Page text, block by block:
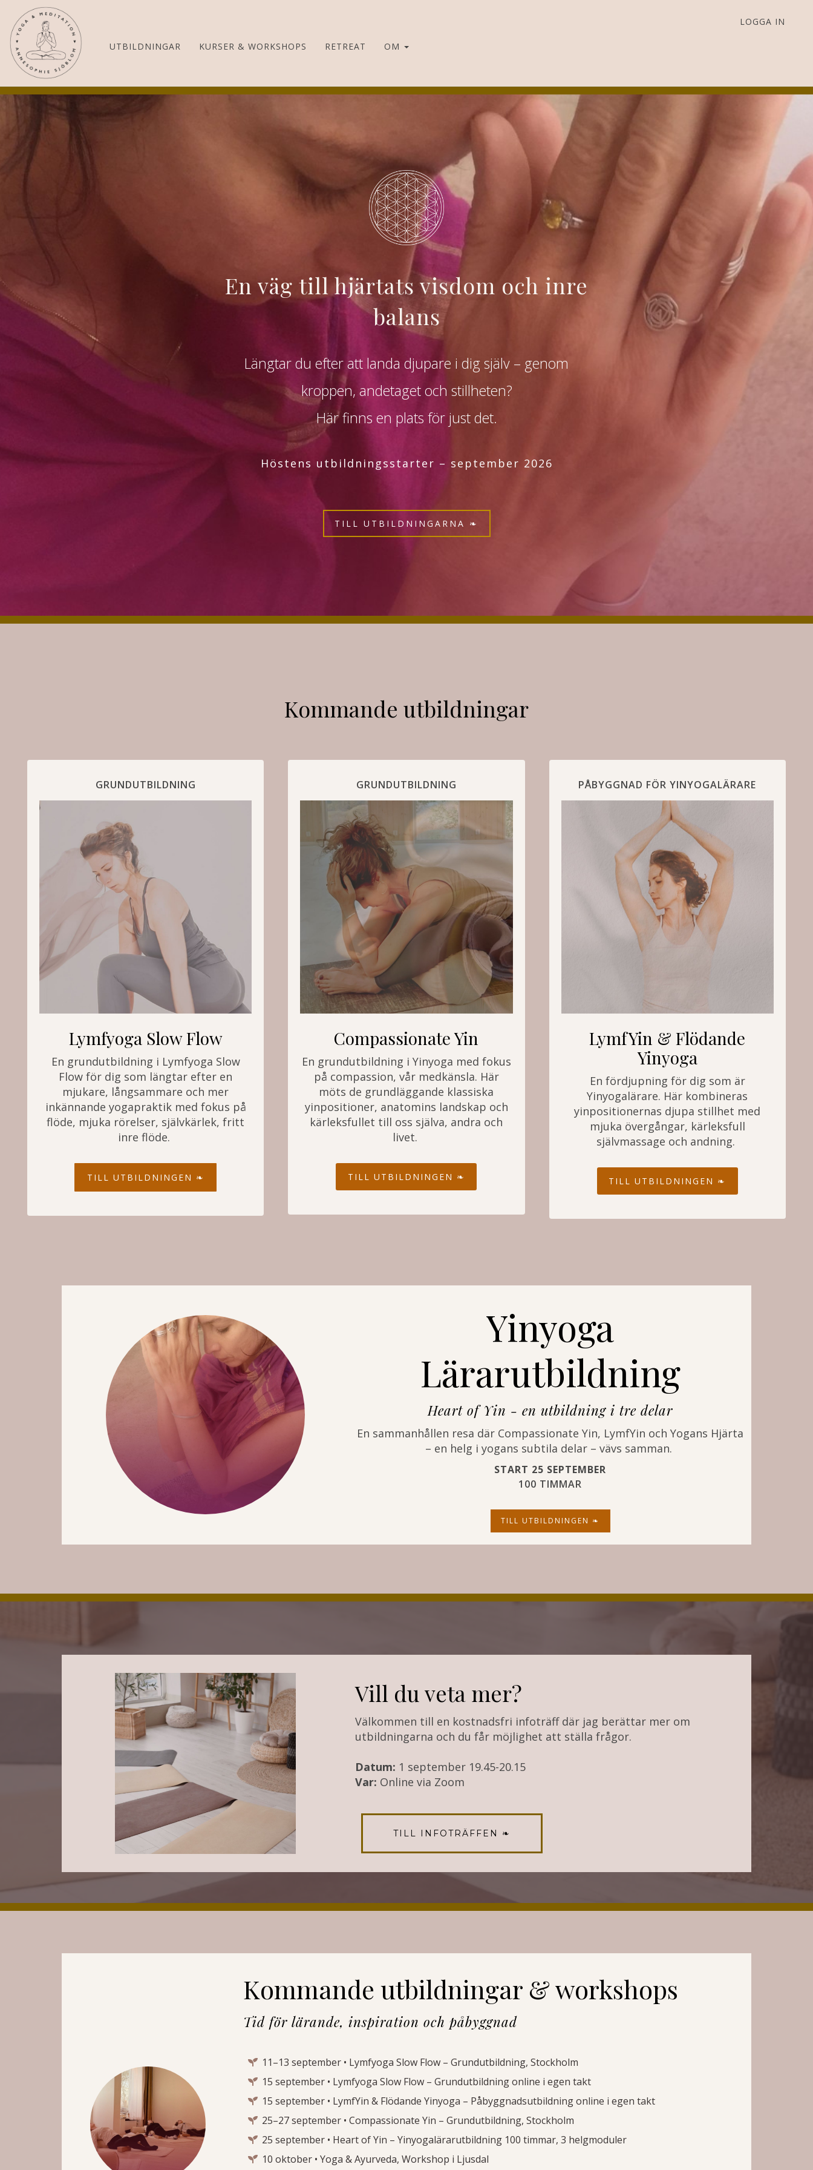
UTBILDNINGAR KURSER & WORKSHOPS RETREAT OM
LOGGA IN
En väg till hjärtats visdom och inre
balans
Längtar du efter att landa djupare i dig själv – genom
kroppen, andetaget och stillheten?
Här finns en plats för just det.
Höstens utbildningsstarter – september 2026
TILL UTBILDNINGARNA ❧
Kommande utbildningar
GRUNDUTBILDNING
Lymfyoga Slow Flow
En grundutbildning i Lymfyoga Slow
Flow för dig som längtar efter en
mjukare, långsammare och mer
inkännande yogapraktik med fokus på
flöde, mjuka rörelser, självkärlek, fritt
inre flöde.
TILL UTBILDNINGEN ❧
GRUNDUTBILDNING
Compassionate Yin
En grundutbildning i Yinyoga med fokus
på compassion, vår medkänsla. Här
möts de grundläggande klassiska
yinpositioner, anatomins landskap och
kärleksfullet till oss själva, andra och
livet.
TILL UTBILDNINGEN ❧
PÅBYGGNAD FÖR YINYOGALÄRARE
LymfYin & Flödande
Yinyoga
En fördjupning för dig som är
Yinyogalärare. Här kombineras
yinpositionernas djupa stillhet med
mjuka övergångar, kärleksfull
självmassage och andning.
TILL UTBILDNINGEN ❧
Yinyoga
Lärarutbildning
Heart of Yin - en utbildning i tre delar
En sammanhållen resa där Compassionate Yin, LymfYin och Yogans Hjärta
– en helg i yogans subtila delar – vävs samman.
START 25 SEPTEMBER
100 TIMMAR
TILL UTBILDNINGEN ❧
Vill du veta mer?
Välkommen till en kostnadsfri infoträff där jag berättar mer om
utbildningarna och du får möjlighet att ställa frågor.
Datum: 1 september 19.45-20.15
Var: Online via Zoom
TILL INFOTRÄFFEN ❧
Kommande utbildningar & workshops
Tid för lärande, inspiration och påbyggnad
11–13 september • Lymfyoga Slow Flow – Grundutbildning, Stockholm
15 september • Lymfyoga Slow Flow – Grundutbildning online i egen takt
15 september • LymfYin & Flödande Yinyoga – Påbyggnadsutbildning online i egen takt
25–27 september • Compassionate Yin – Grundutbildning, Stockholm
25 september • Heart of Yin – Yinyogalärarutbildning 100 timmar, 3 helgmoduler
10 oktober • Yoga & Ayurveda, Workshop i Ljusdal